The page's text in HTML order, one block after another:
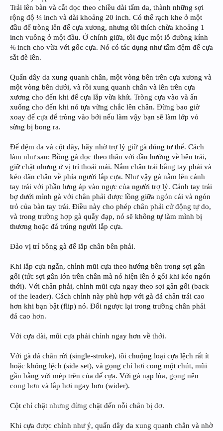
Trải lên bàn và cắt dọc theo chiều dài tấm da, thành những sợi
rộng độ ¼ inch và dài khoảng 20 inch. Có thể rạch khe ở một
đầu để tròng lên đế cựa xương, nhưng tôi thích chừa khoảng 1
inch vuông ở một đầu. Ở chính giữa, tôi đục một lỗ đường kính
⅜ inch cho vừa với gốc cựa. Nó có tác dụng như tấm đệm để cựa
sắt đè lên.
Quấn dây da xung quanh chân, một vòng bên trên cựa xương và
một vòng bên dưới, và rồi xung quanh chân và lên trên cựa
xương cho đến khi đế cựa lắp vừa khít. Tròng cựa vào và ấn
xuống cho đến khi nó tựa vững chắc lên chân. Đừng bao giờ
xoay đế cựa để tròng vào bởi nếu làm vậy bạn sẽ làm lớp vỏ
sừng bị bong ra.
Để đệm da và cột dây, hãy nhờ trợ lý giữ gà đúng tư thế. Cách
làm như sau: Bồng gà dọc theo thân với đầu hướng về bên trái,
giữ chặt nhưng ở vị trí thoải mái. Nắm chân trái bằng tay phải và
kéo dãn chân về phía người lắp cựa. Như vậy gà nằm lên cánh
tay trái với phần lưng áp vào ngực của người trợ lý. Cánh tay trái
bợ dưới mình gà với chân phải được lồng giữa ngón cái và ngón
trỏ của bàn tay trái. Điều này cho phép chân phải cử động tự do,
và trong trường hợp gà quẫy đạp, nó sẽ không tự làm mình bị
thương hoặc đá trúng người lắp cựa.
Đảo vị trí bồng gà để lắp chân bên phải.
Khi lắp cựa ngắn, chỉnh mũi cựa theo hướng bên trong sợi gân
gối (tức sợi gân lớn trên chân mà nó hiện lên ở gối khi kéo ngón
thới). Với chân phải, chỉnh mũi cựa ngay theo sợi gân gối (back
of the leader). Cách chỉnh này phù hợp với gà đá chân trái cao
hơn khi bạn bật (flip) nó. Đổi ngược lại trong trường chân phải
đá cao hơn.
Với cựa dài, mũi cựa phải chỉnh ngay hơn về thới.
Với gà đá chân rời (single-stroke), tôi chuộng loại cựa lệch rất ít
hoặc không lệch (side set), và gọng chỉ hơi cong một chút, mũi
gần bằng với mép trên của đế cựa. Với gà nạp lùa, gọng nên
cong hơn và lắp hơi ngay hơn (wider).
Cột chỉ chặt nhưng đừng chặt đến nỗi chân bị đơ.
Khi cựa được chỉnh như ý, quấn dây da xung quanh chân và nhờ